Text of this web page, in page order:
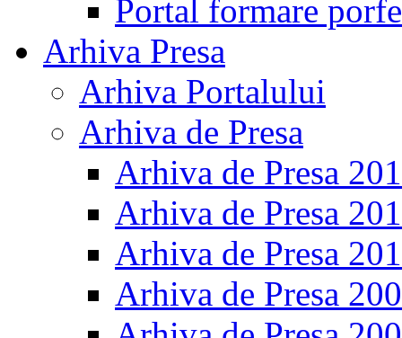
Portal formare
Arhiva Presa
Arhiva Portalului
Arhiva de Presa
Arhiva de Presa
Arhiva de Presa
Arhiva de Presa
Arhiva de Presa